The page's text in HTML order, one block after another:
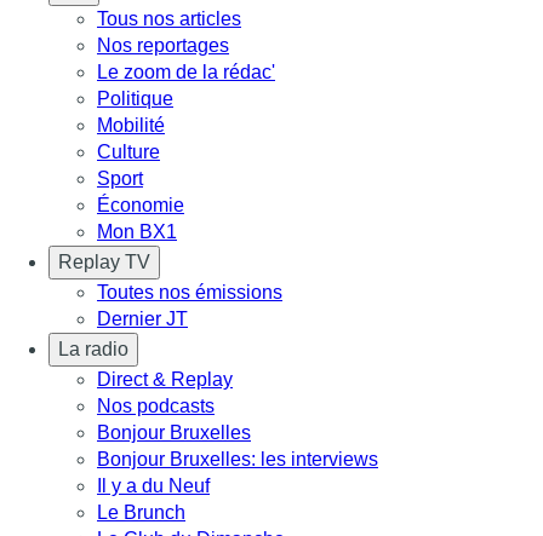
Tous nos articles
Nos reportages
Le zoom de la rédac'
Politique
Mobilité
Culture
Sport
Économie
Mon BX1
Replay TV
Toutes nos émissions
Dernier JT
La radio
Direct & Replay
Nos podcasts
Bonjour Bruxelles
Bonjour Bruxelles: les interviews
Il y a du Neuf
Le Brunch